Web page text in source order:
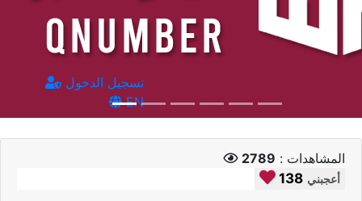
تسجيل الدخول
EN
المشاهدات : 2789
138 أعجبني